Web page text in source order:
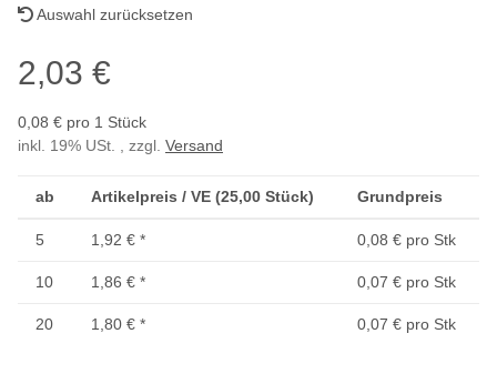
Auswahl zurücksetzen
2,03 €
0,08 € pro 1 Stück
inkl. 19% USt. , zzgl. Versand
ab Artikelpreis / VE (25,00 Stück) Grundpreis
5 1,92 € * 0,08 € pro Stk
10 1,86 € * 0,07 € pro Stk
20 1,80 € * 0,07 € pro Stk